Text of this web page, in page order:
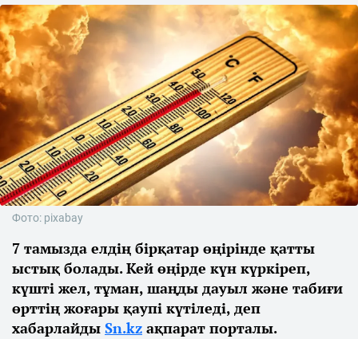
Фото: pixabay
7 тамызда елдің бірқатар өңірінде қатты
ыстық болады. Кей өңірде күн күркіреп,
күшті жел, тұман, шаңды дауыл және табиғи
өрттің жоғары қаупі күтіледі, деп
хабарлайды Sn.kz ақпарат порталы.